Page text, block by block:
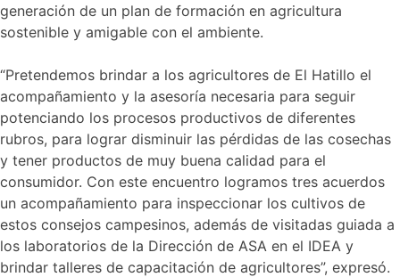
generación de un plan de formación en agricultura
sostenible y amigable con el ambiente.
“Pretendemos brindar a los agricultores de El Hatillo el
acompañamiento y la asesoría necesaria para seguir
potenciando los procesos productivos de diferentes
rubros, para lograr disminuir las pérdidas de las cosechas
y tener productos de muy buena calidad para el
consumidor. Con este encuentro logramos tres acuerdos
un acompañamiento para inspeccionar los cultivos de
estos consejos campesinos, además de visitadas guiada a
los laboratorios de la Dirección de ASA en el IDEA y
brindar talleres de capacitación de agricultores”, expresó.